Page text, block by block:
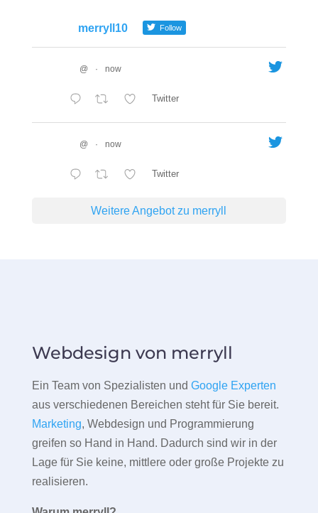
merryll10 Follow
@ · now
Twitter
@ · now
Twitter
Weitere Angebot zu merryll
Webdesign von merryll
Ein Team von Spezialisten und Google Experten
aus verschiedenen Bereichen steht für Sie bereit.
Marketing, Webdesign und Programmierung
greifen so Hand in Hand. Dadurch sind wir in der
Lage für Sie keine, mittlere oder große Projekte zu
realisieren.